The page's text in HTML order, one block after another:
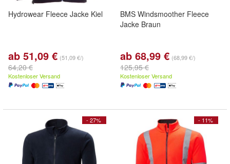
Hydrowear Fleece Jacke Kiel
ab 51,09 € (51,09 €/)
64,20 €
Kostenloser Versand
BMS Windsmoother Fleece
Jacke Braun
ab 68,99 € (68,99 €/)
125,95 €
Kostenloser Versand
- 27% - 11%